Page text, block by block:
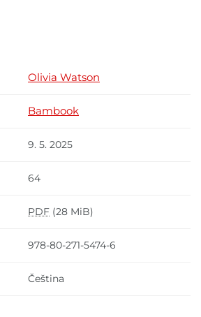
Olivia Watson
Bambook
9. 5. 2025
64
PDF (28 MiB)
978-80-271-5474-6
Čeština